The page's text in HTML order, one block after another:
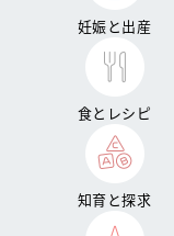
妊娠と出産
食とレシピ
知育と探求